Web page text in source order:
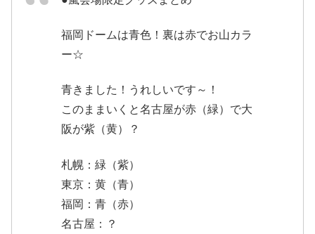
2017年12月4日
#untitled
#ヤフオクドーム
pic.twitter.com/y6Ifwcqy66
福岡ドームは青色！裏は赤でお山カラ
ー☆
青きました！うれしいです～！
このままいくと名古屋が赤（緑）で大
阪が紫（黄）？
札幌：緑（紫）
東京：黄（青）
福岡：青（赤）
名古屋：？